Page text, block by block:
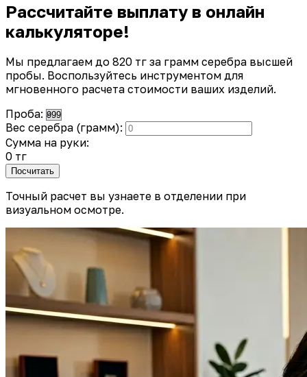
Рассчитайте выплату в онлайн
калькуляторе!
Мы предлагаем до 820 тг за грамм серебра высшей
пробы. Воспользуйтесь инструментом для
мгновенного расчета стоимости ваших изделий.
Проба:
Вес серебра (грамм):
Сумма на руки:
0 тг
Посчитать
Точный расчет вы узнаете в отделении при
визуальном осмотре.